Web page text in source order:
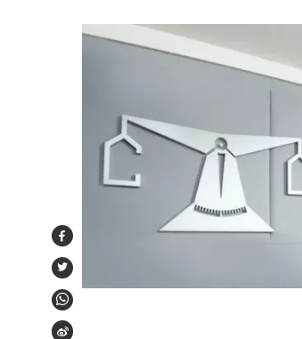
Facebook
Twitter
WhatsApp